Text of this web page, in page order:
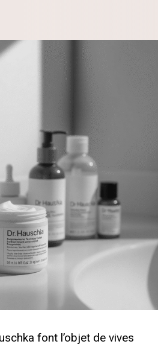
font l’objet de vives